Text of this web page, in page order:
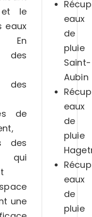
le
eaux
En
des
de
des
qui
une
eaux
de
pluie
Saint-
Aubin
eaux
de
pluie
eaux
de
pluie